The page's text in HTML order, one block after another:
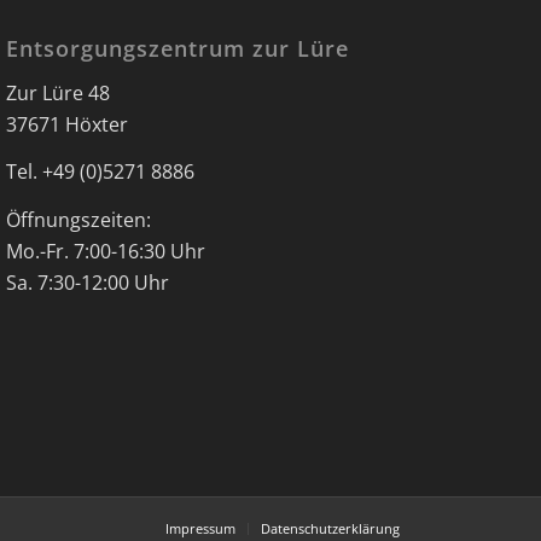
Entsorgungszentrum zur Lüre
Zur Lüre 48
37671 Höxter
Tel. +49 (0)5271 8886
Öffnungszeiten:
Mo.-Fr. 7:00-16:30 Uhr
Sa. 7:30-12:00 Uhr
Impressum Datenschutzerklärung